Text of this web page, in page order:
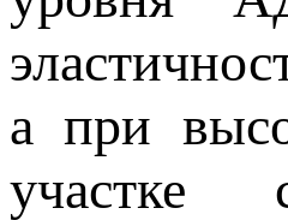
а при
участке